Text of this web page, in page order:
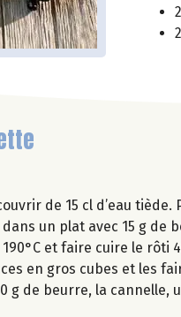
de 15 cl d’eau
un plat avec 15 g
et faire cuire le
en gros cubes et les
g de beurre, la